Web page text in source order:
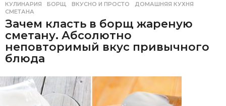
КУЛИНАРИЯ БОРЩ ,ВКУСНО И ПРОСТО ,ДОМАШНЯЯ КУХНЯ
СМЕТАНА
Зачем класть в борщ жареную
сметану. Абсолютно
неповторимый вкус привычного
блюда